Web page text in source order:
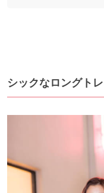
シックなロングト